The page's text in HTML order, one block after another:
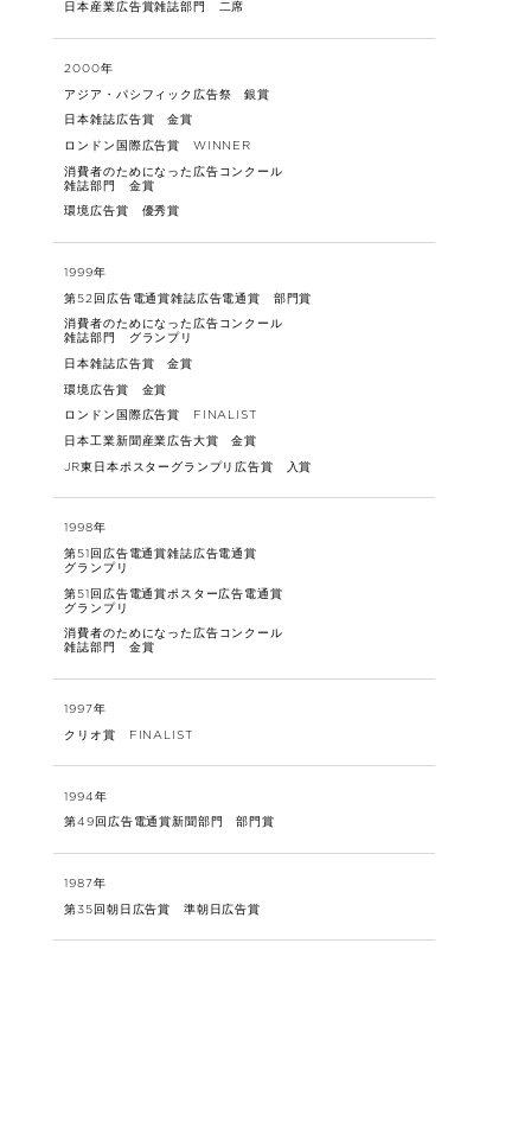
日本産業広告賞雑誌部門 二席
2000年
アジア・パシフィック広告祭 銀賞
日本雑誌広告賞 金賞
ロンドン国際広告賞 WINNER
消費者のためになった広告コンクール
雑誌部門 金賞
環境広告賞 優秀賞
1999年
第52回広告電通賞雑誌広告電通賞 部門賞
消費者のためになった広告コンクール
雑誌部門 グランプリ
日本雑誌広告賞 金賞
環境広告賞 金賞
ロンドン国際広告賞 FINALIST
日本工業新聞産業広告大賞 金賞
JR東日本ポスターグランプリ広告賞 入賞
1998年
第51回広告電通賞雑誌広告電通賞
グランプリ
第51回広告電通賞ポスター広告電通賞
グランプリ
消費者のためになった広告コンクール
雑誌部門 金賞
1997年
クリオ賞 FINALIST
1994年
第49回広告電通賞新聞部門 部門賞
1987年
第35回朝日広告賞 準朝日広告賞